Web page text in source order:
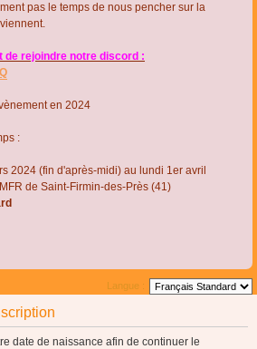
pas le temps de nous pencher sur la
de rejoindre notre discord :
en 2024
:
2024 (fin d'après-midi) au lundi 1er avril
de Saint-Firmin-des-Près (41)
Langue :
date de naissance afin de continuer le